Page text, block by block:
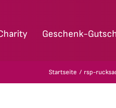
Geschenk-
Startseite rsp-